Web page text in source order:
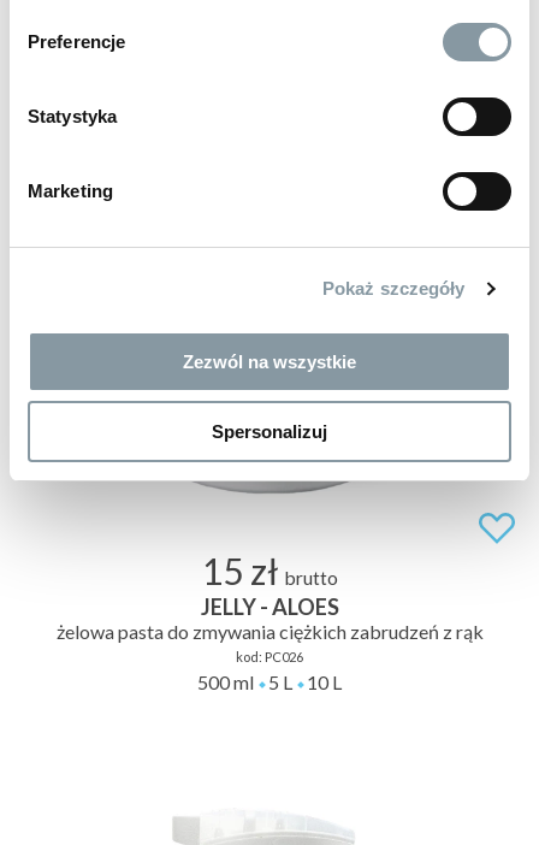
Preferencje
Statystyka
Marketing
Pokaż szczegóły
Zezwól na wszystkie
Spersonalizuj
15 zł brutto
JELLY - ALOES
żelowa pasta do zmywania ciężkich zabrudzeń z rąk
kod: PC026
500 ml 5 L 10 L